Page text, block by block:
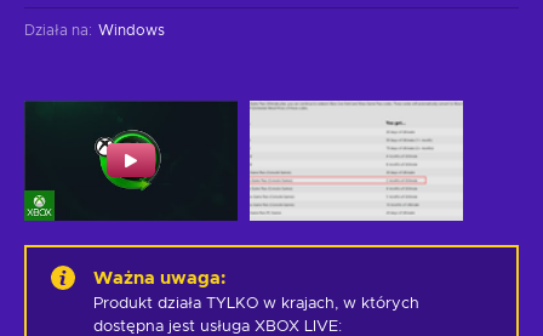
Działa na: Windows
Ważna uwaga:
Produkt działa TYLKO w krajach, w których
dostępna jest usługa XBOX LIVE: